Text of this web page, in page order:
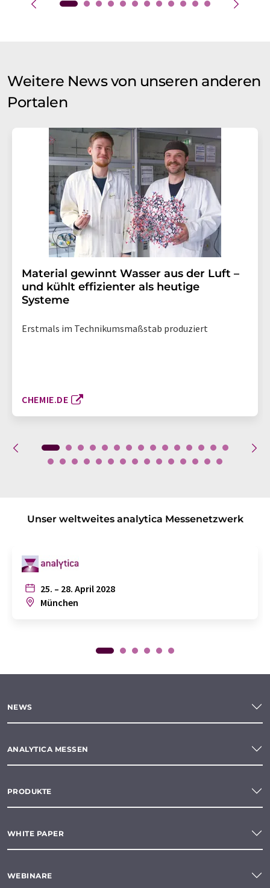
Weitere News von unseren anderen
Portalen
Material gewinnt Wasser aus der Luft –
und kühlt effizienter als heutige
Systeme
Erstmals im Technikumsmaßstab produziert
CHEMIE.DE
Unser weltweites analytica Messenetzwerk
25. – 28. April 2028
München
NEWS
ANALYTICA MESSEN
PRODUKTE
WHITE PAPER
WEBINARE